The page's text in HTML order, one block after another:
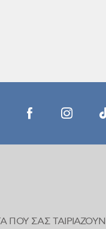
ΠΟΥ ΣΑΣ ΤΑΙΡΙΑΖΟΥΝ